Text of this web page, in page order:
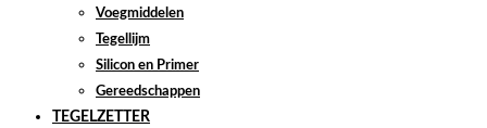
Voegmiddelen
Tegellijm
Silicon en Primer
Gereedschappen
TEGELZETTER